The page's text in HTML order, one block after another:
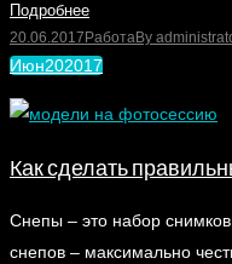
Подробнее
20.06.2017 РаботаBy
Июн202017
Как сделать
Снепы – это набор
снепов – максимально